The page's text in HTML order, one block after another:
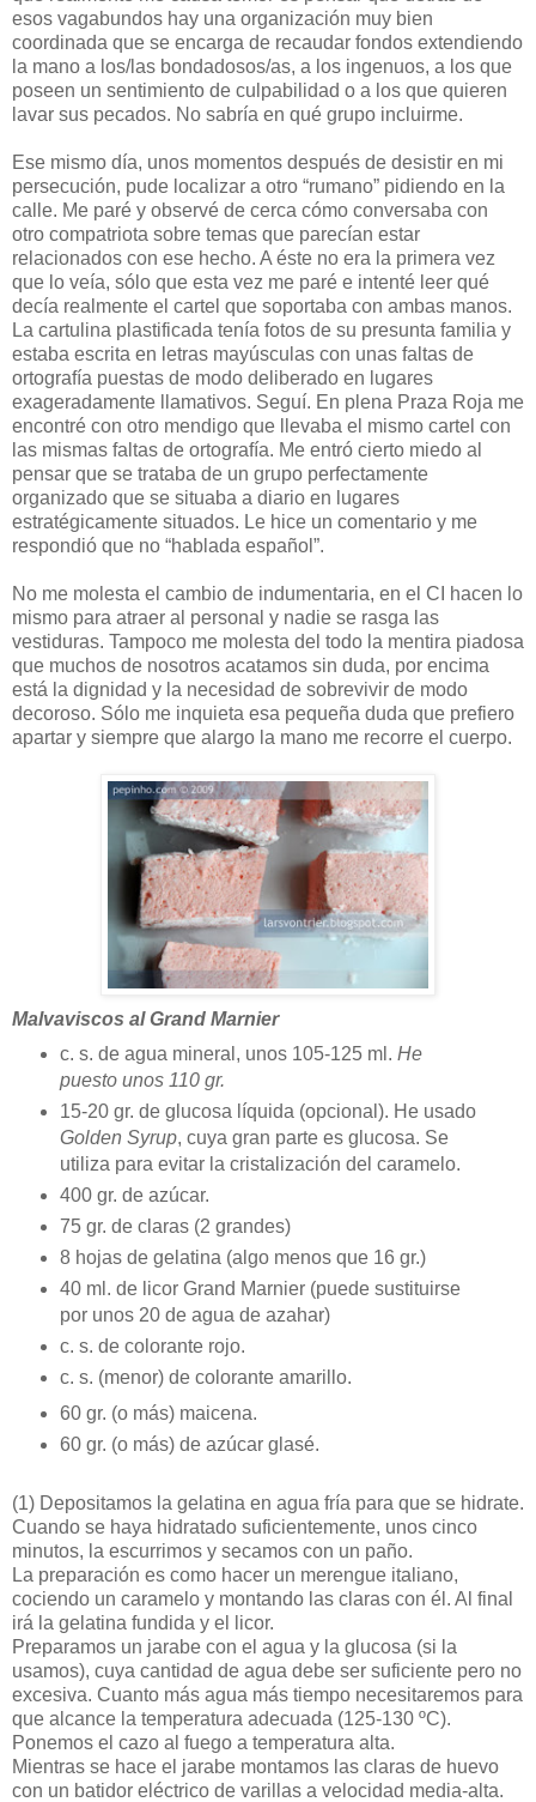
esos vagabundos hay una organización muy bien
coordinada que se encarga de recaudar fondos extendiendo
la mano a los/las bondadosos/as, a los ingenuos, a los que
poseen un sentimiento de culpabilidad o a los que quieren
lavar sus pecados. No sabría en qué grupo incluirme.
Ese mismo día, unos momentos después de desistir en mi
persecución, pude localizar a otro “rumano” pidiendo en la
calle. Me paré y observé de cerca cómo conversaba con
otro compatriota sobre temas que parecían estar
relacionados con ese hecho. A éste no era la primera vez
que lo veía, sólo que esta vez me paré e intenté leer qué
decía realmente el cartel que soportaba con ambas manos.
La cartulina plastificada tenía fotos de su presunta familia y
estaba escrita en letras mayúsculas con unas faltas de
ortografía puestas de modo deliberado en lugares
exageradamente llamativos. Seguí. En plena Praza Roja me
encontré con otro mendigo que llevaba el mismo cartel con
las mismas faltas de ortografía. Me entró cierto miedo al
pensar que se trataba de un grupo perfectamente
organizado que se situaba a diario en lugares
estratégicamente situados. Le hice un comentario y me
respondió que no “hablada español”.
No me molesta el cambio de indumentaria, en el CI hacen lo
mismo para atraer al personal y nadie se rasga las
vestiduras. Tampoco me molesta del todo la mentira piadosa
que muchos de nosotros acatamos sin duda, por encima
está la dignidad y la necesidad de sobrevivir de modo
decoroso. Sólo me inquieta esa pequeña duda que prefiero
apartar y siempre que alargo la mano me recorre el cuerpo.
Malvaviscos al Grand Marnier
c. s. de agua mineral, unos 105-125 ml. He
puesto unos 110 gr.
15-20 gr. de glucosa líquida (opcional). He usado
Golden Syrup, cuya gran parte es glucosa. Se
utiliza para evitar la cristalización del caramelo.
400 gr. de azúcar.
75 gr. de claras (2 grandes)
8 hojas de gelatina (algo menos que 16 gr.)
40 ml. de licor Grand Marnier (puede sustituirse
por unos 20 de agua de azahar)
c. s. de colorante rojo.
c. s. (menor) de colorante amarillo.
60 gr. (o más) maicena.
60 gr. (o más) de azúcar glasé.
(1) Depositamos la gelatina en agua fría para que se hidrate.
Cuando se haya hidratado suficientemente, unos cinco
minutos, la escurrimos y secamos con un paño.
La preparación es como hacer un merengue italiano,
cociendo un caramelo y montando las claras con él. Al final
irá la gelatina fundida y el licor.
Preparamos un jarabe con el agua y la glucosa (si la
usamos), cuya cantidad de agua debe ser suficiente pero no
excesiva. Cuanto más agua más tiempo necesitaremos para
que alcance la temperatura adecuada (125-130 ºC).
Ponemos el cazo al fuego a temperatura alta.
Mientras se hace el jarabe montamos las claras de huevo
con un batidor eléctrico de varillas a velocidad media-alta.